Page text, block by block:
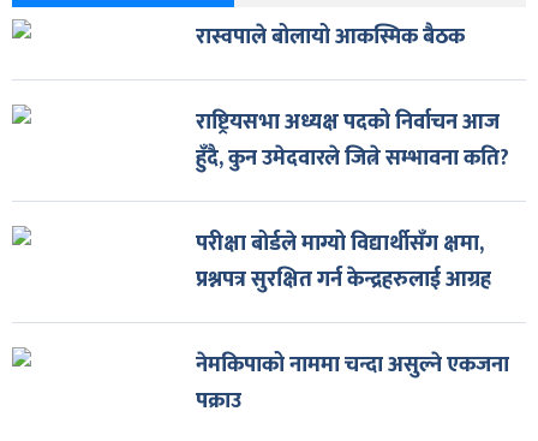
रास्वपाले बोलायो आकस्मिक बैठक
राष्ट्रियसभा अध्यक्ष पदको निर्वाचन आज
हुँदै, कुन उमेदवारले जित्ने सम्भावना कति?
परीक्षा बोर्डले माग्यो विद्यार्थीसँग क्षमा,
प्रश्नपत्र सुरक्षित गर्न केन्द्रहरुलाई आग्रह
नेमकिपाको नाममा चन्दा असुल्ने एकजना
पक्राउ